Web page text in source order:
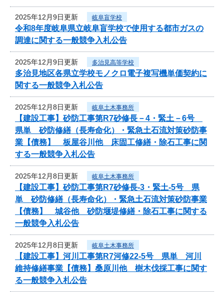
2025年12月9日更新 岐阜盲学校
令和8年度岐阜県立岐阜盲学校で使用する都市ガスの
調達に関する一般競争入札公告
2025年12月9日更新 多治見高等学校
多治見地区各県立学校モノクロ電子複写機単価契約に
関する一般競争入札公告
2025年12月8日更新 岐阜土木事務所
【建設工事】砂防工事第R7砂修長－4・緊土－6号
県単 砂防修繕（長寿命化）・緊急土石流対策砂防事
業【債務】 板屋谷川他 床固工修繕・除石工事に関
する一般競争入札公告
2025年12月8日更新 岐阜土木事務所
【建設工事】砂防工事第R7砂修長-3・緊土-5号 県
単 砂防修繕（長寿命化）・緊急土石流対策砂防事業
【債務】 城谷他 砂防堰堤修繕・除石工事に関する
一般競争入札公告
2025年12月8日更新 岐阜土木事務所
【建設工事】河川工事第R7河修22-5号 県単 河川
維持修繕事業【債務】桑原川他 樹木伐採工事に関す
る一般競争入札公告